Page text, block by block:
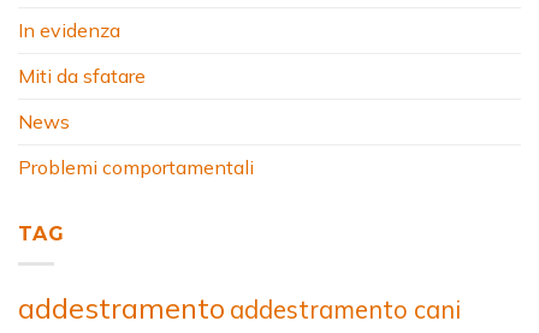
In evidenza
Miti da sfatare
News
Problemi comportamentali
TAG
addestramento addestramento cani